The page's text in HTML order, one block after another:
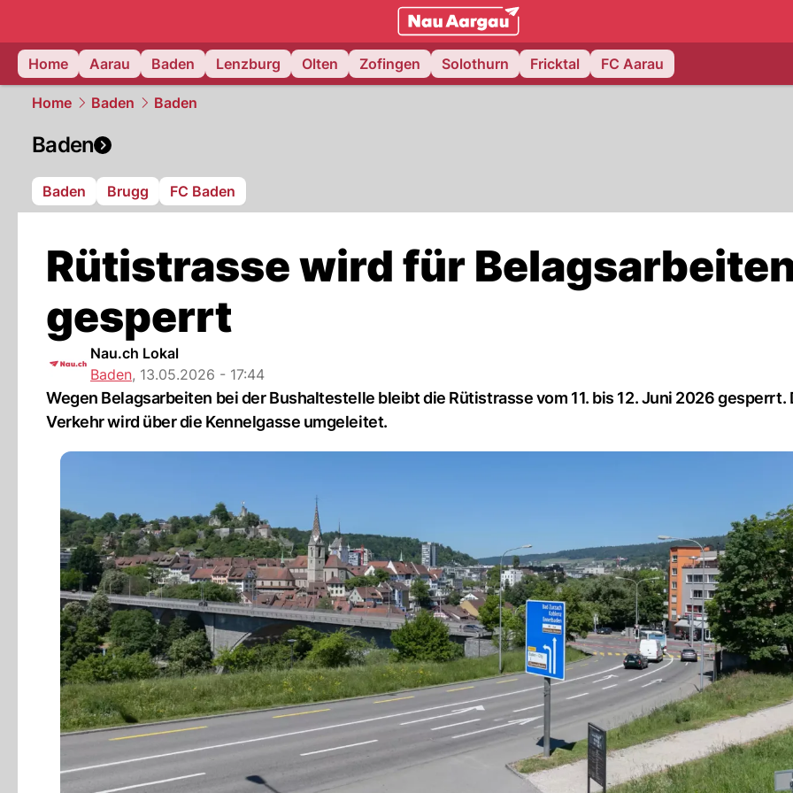
mittelland.NAU.ch
Home
Aarau Baden Lenzburg Olten Zofingen Solothurn Fricktal FC Aarau
Home Baden Baden
Baden
Baden Brugg FC Baden
Rütistrasse wird für
gesperrt
Nau.ch Lokal
Baden, 13.05.2026 - 17:44
Wegen Belagsarbeiten bei der Bushaltestelle bleibt die Rütistrasse vom 11. bis 12. Juni 2026 gesperrt.
Verkehr wird über die Kennelgasse umgeleitet.